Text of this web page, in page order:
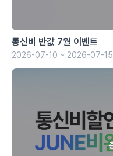
통신비 반값 7월 이벤트
2026-07-10 ~ 2026-07-15